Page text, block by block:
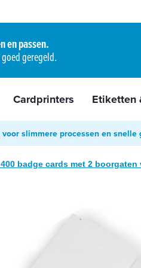
en passen.
geregeld.
Cardprinters Etiketten
slimmere processen en snelle
badge cards met 2 boorgaten